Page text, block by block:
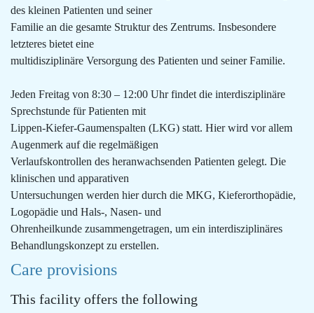
des kleinen Patienten und seiner
Familie an die gesamte Struktur des Zentrums. Insbesondere
letzteres bietet eine
multidisziplinäre Versorgung des Patienten und seiner Familie.
Jeden Freitag von 8:30 – 12:00 Uhr findet die interdisziplinäre
Sprechstunde für Patienten mit
Lippen-Kiefer-Gaumenspalten (LKG) statt. Hier wird vor allem
Augenmerk auf die regelmäßigen
Verlaufskontrollen des heranwachsenden Patienten gelegt. Die
klinischen und apparativen
Untersuchungen werden hier durch die MKG, Kieferorthopädie,
Logopädie und Hals-, Nasen- und
Ohrenheilkunde zusammengetragen, um ein interdisziplinäres
Behandlungskonzept zu erstellen.
Care provisions
This facility offers the following